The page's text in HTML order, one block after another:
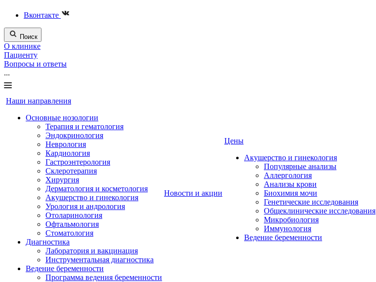
Вконтакте
Поиск
О клинике
Пациенту
Вопросы и ответы
...
Наши направления
Основные нозологии
Терапия и гематология
Эндокринология
Неврология
Кардиология
Гастроэнтерология
Склеротерапия
Хирургия
Дерматология и косметология
Акушерство и гинекология
Урология и андрология
Отоларинология
Офтальмология
Стоматология
Диагностика
Лаборатория и вакцинация
Инструментальная диагностика
Ведение беременности
Программа ведения беременности
Новости и акции
Цены
Акушерство и гинекология
Популярные анализы
Аллергология
Анализы крови
Биохимия мочи
Генетические исследования
Общеклинические исследования
Микробиология
Иммунология
Ведение беременности